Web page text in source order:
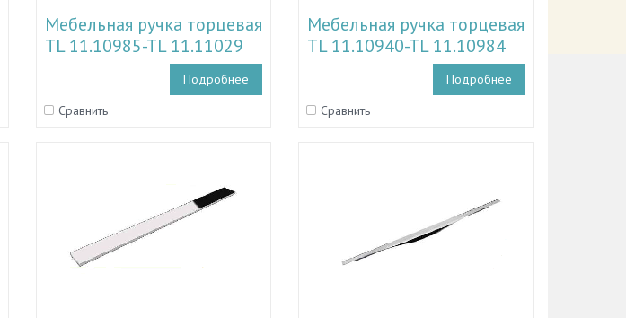
Мебельная ручка торцевая
TL 11.10985-TL 11.11029
Подробнее
Сравнить
Мебельная ручка торцевая
TL 11.10940-TL 11.10984
Подробнее
Сравнить